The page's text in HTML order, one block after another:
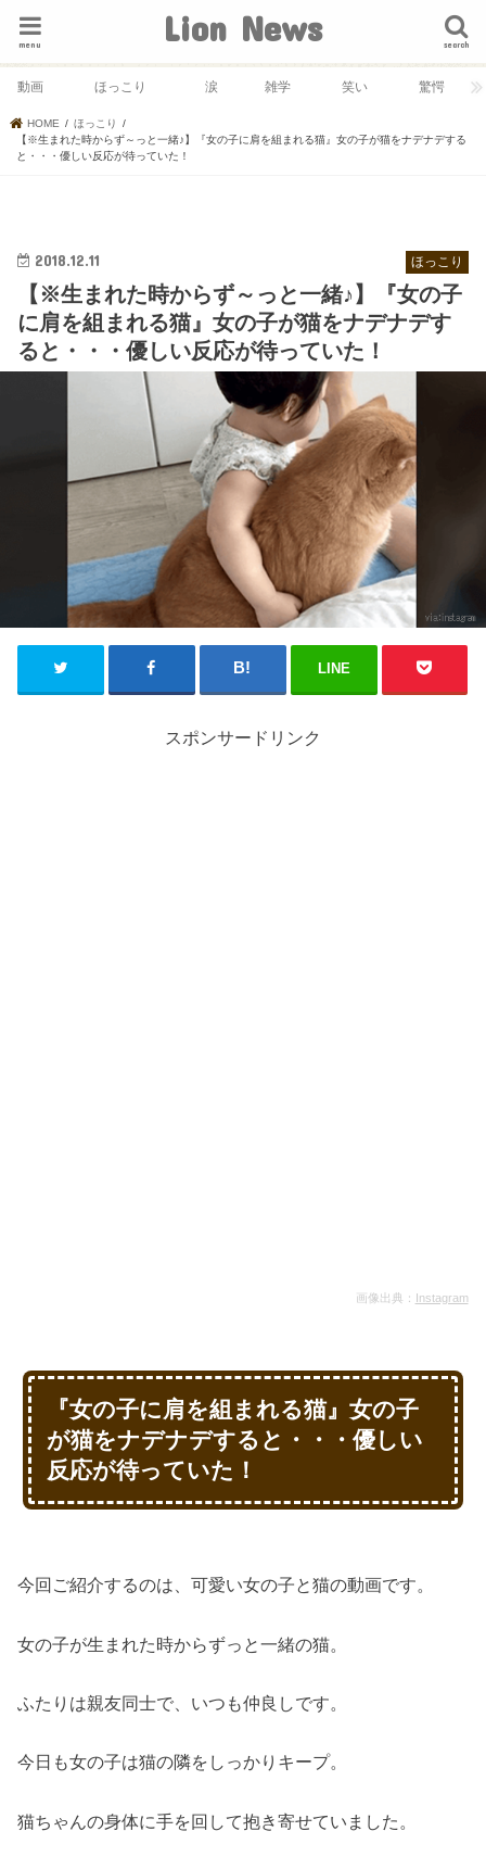
Lion News search
menu
動画 ほっこり 涙 雑学 笑い 驚愕
HOME
ほっこり
【※生まれた時からず～っと一緒♪】『女の子に肩を組まれる猫』女の子が猫をナデナデする
と・・・優しい反応が待っていた！
ほっこり
2018.12.11
【※生まれた時からず～っと一緒♪】『女の子
に肩を組まれる猫』女の子が猫をナデナデす
ると・・・優しい反応が待っていた！
LINE
スポンサードリンク
画像出典： Instagram
『女の子に肩を組まれる猫』女の子
が猫をナデナデすると・・・優しい
反応が待っていた！
今回ご紹介するのは、可愛い女の子と猫の動画です。
女の子が生まれた時からずっと一緒の猫。
ふたりは親友同士で、いつも仲良しです。
今日も女の子は猫の隣をしっかりキープ。
猫ちゃんの身体に手を回して抱き寄せていました。